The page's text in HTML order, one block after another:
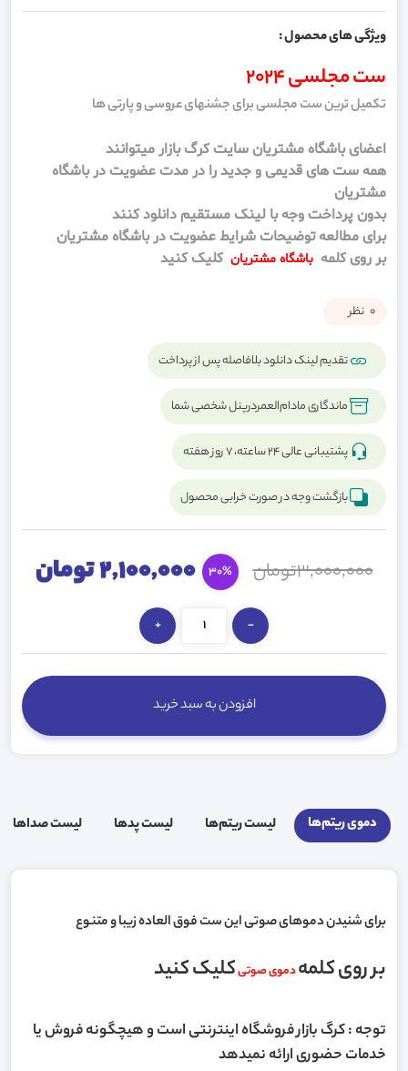
ویژگی های محصول :
ست مجلسی 2024
تکمیل ترین ست مجلسی برای جشنهای عروسی و پارتی ها
اعضای باشگاه مشتریان سایت کرگ بازار میتوانند
همه ست های قدیمی و جدید را در مدت عضویت در باشگاه
مشتریان
بدون پرداخت وجه با لینک مستقیم دانلود کنند
برای مطالعه توضیحات شرایط عضویت در باشگاه مشتریان
بر روی کلمه باشگاه مشتریان کلیک کنید
0 نظر
تقدیم لینک دانلود بلافاصله پس از پرداخت
ماندگاری مادام‌العمردرپنل شخصی شما
پشتیبانی عالی ۲۴ ساعته، ۷ روز هفته
بازگشت وجه در صورت خرابی محصول
3,000,000تومان 30% 2,100,000 تومان
-
+
افزودن به سبد خرید
دموی ریتم‌ها لیست ریتم‌ها لیست پد‌ها لیست صدا‌ها
برای شنیدن دموهای صوتی این ست فوق العاده زیبا و متنوع
بر روی کلمهدموی صوتیکلیک کنید
توجه : کرگ بازار فروشگاه اینترنتی است و هیچگونه فروش یا
خدمات حضوری ارائه نمیدهد